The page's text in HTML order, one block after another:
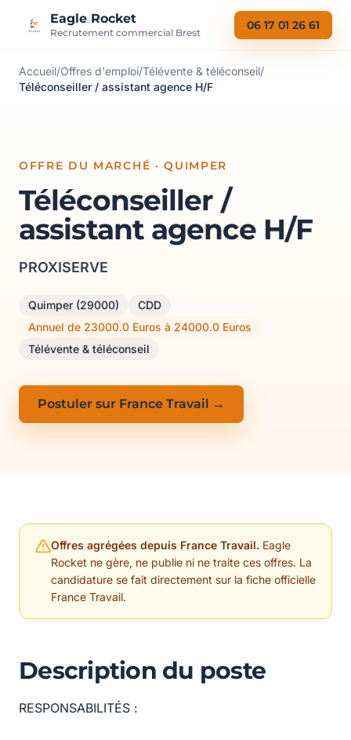
Eagle Rocket
Recrutement commercial Brest
06 17 01 26 61
Accueil/Offres d'emploi/Télévente & téléconseil/
Téléconseiller / assistant agence H/F
OFFRE DU MARCHÉ · QUIMPER
Téléconseiller /
assistant agence H/F
PROXISERVE
Quimper (29000)
CDD
Annuel de 23000.0 Euros à 24000.0 Euros
Télévente & téléconseil
Postuler sur France Travail →
Offres agrégées depuis France Travail. Eagle
Rocket ne gère, ne publie ni ne traite ces offres. La
candidature se fait directement sur la fiche officielle
France Travail.
Description du poste
RESPONSABILITÉS :